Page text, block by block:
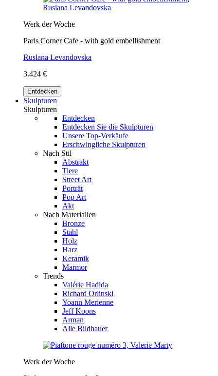
Werk der Woche
Paris Corner Cafe - with gold embellishment
Ruslana Levandovska
3.424 €
Entdecken
Skulpturen
Skulpturen
Entdecken
Entdecken Sie die Skulpturen
Unsere Top-Verkäufe
Erschwingliche Skulpturen
Nach Stil
Abstrakt
Tiere
Street Art
Porträt
Pop Art
Akt
Nach Materialien
Bronze
Stahl
Holz
Harz
Keramik
Marmor
Trends
Valérie Hadida
Richard Orlinski
Yoann Merienne
Jeff Koons
Arman
Alle Bildhauer
Werk der Woche